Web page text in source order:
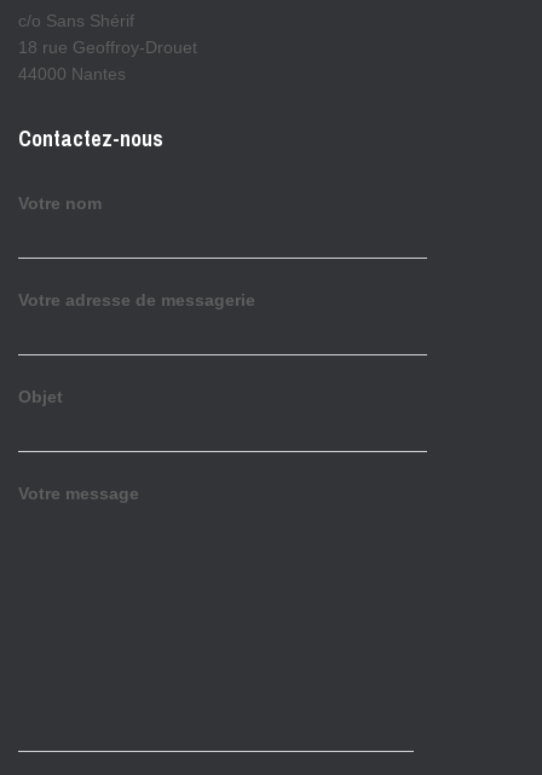
c/o Sans Shérif
18 rue Geoffroy-Drouet
44000 Nantes
Contactez-nous
Votre nom
Votre adresse de messagerie
Objet
Votre message